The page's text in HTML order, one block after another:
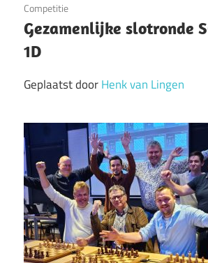
Competitie
Gezamenlijke slotronde
1D
Geplaatst doorHenk van Lingen